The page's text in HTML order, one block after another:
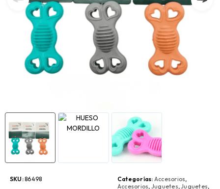
SKU:86498 Categorías: Accesorios,
Accesorios, Juguetes,Juguetes,